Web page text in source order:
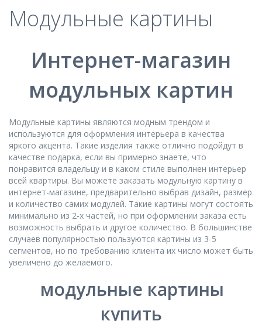
Модульные картины
Интернет-магазин
модульных картин
Модульные картины являются модным трендом и
используются для оформления интерьера в качества
яркого акцента. Такие изделия также отлично подойдут в
качестве подарка, если вы примерно знаете, что
понравится владельцу и в каком стиле выполнен интерьер
всей квартиры. Вы можете заказать модульную картину в
интернет-магазине, предварительно выбрав дизайн, размер
и количество самих модулей. Такие картины могут состоять
минимально из 2-х частей, но при оформлении заказа есть
возможность выбрать и другое количество. В большинстве
случаев популярностью пользуются картины из 3-5
сегментов, но по требованию клиента их число может быть
увеличено до желаемого.
модульные картины
купить